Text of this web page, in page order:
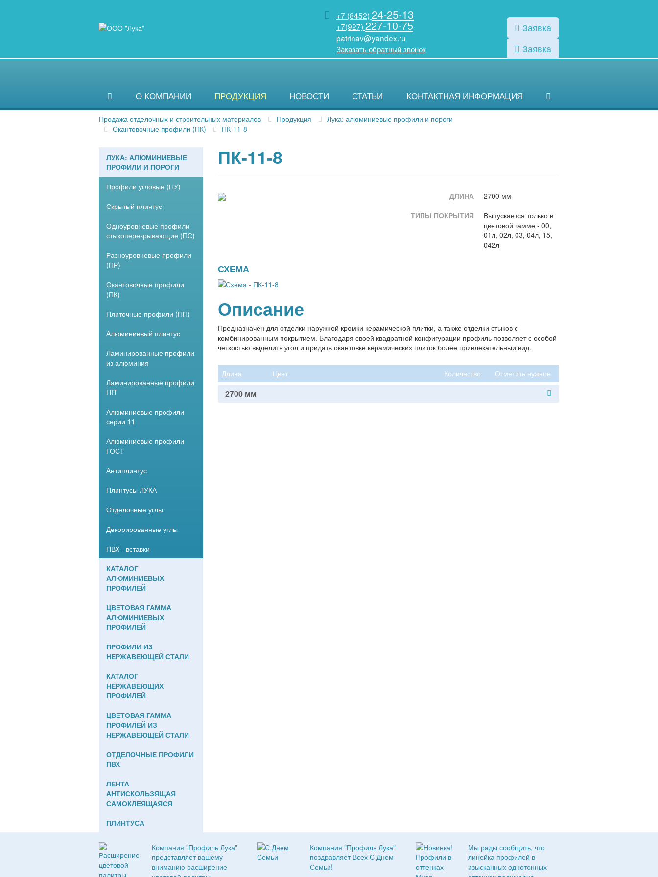
+7 (8452) 24-25-13
+7(927) 227-10-75
patrinav@yandex.ru
Заказать обратный звонок
Заявка
Заявка
О КОМПАНИИ ПРОДУКЦИЯ НОВОСТИ СТАТЬИ КОНТАКТНАЯ ИНФОРМАЦИЯ
Продажа отделочных и строительных материалов Продукция
Лука: алюминиевые профили и пороги
Окантовочные профили (ПК)
ПК-11-8
ЛУКА: АЛЮМИНИЕВЫЕ
ПРОФИЛИ И ПОРОГИ
Профили угловые (ПУ)
Скрытый плинтус
Одноуровневые профили
стыкоперекрывающие (ПС)
Разноуровневые профили
(ПР)
Окантовочные профили
(ПК)
Плиточные профили (ПП)
Алюминиевый плинтус
Ламинированные профили
из алюминия
Ламинированные профили
HIT
Алюминиевые профили
серии 11
Алюминиевые профили
ГОСТ
Антиплинтус
Плинтусы ЛУКА
Отделочные углы
Декорированные углы
ПВХ - вставки
КАТАЛОГ
АЛЮМИНИЕВЫХ
ПРОФИЛЕЙ
ЦВЕТОВАЯ ГАММА
АЛЮМИНИЕВЫХ
ПРОФИЛЕЙ
ПРОФИЛИ ИЗ
НЕРЖАВЕЮЩЕЙ СТАЛИ
КАТАЛОГ
НЕРЖАВЕЮЩИХ
ПРОФИЛЕЙ
ЦВЕТОВАЯ ГАММА
ПРОФИЛЕЙ ИЗ
НЕРЖАВЕЮЩЕЙ СТАЛИ
ОТДЕЛОЧНЫЕ ПРОФИЛИ
ПВХ
ЛЕНТА
АНТИСКОЛЬЗЯЩАЯ
САМОКЛЕЯЩАЯСЯ
ПЛИНТУСА
ПК-11-8
ДЛИНА
2700 мм
ТИПЫ ПОКРЫТИЯ
Выпускается только в
цветовой гамме - 00,
01л, 02л, 03, 04л, 15,
042л
СХЕМА
Описание
Предназначен для отделки наружной кромки керамической плитки, а также отделки стыков с
комбинированным покрытием. Благодаря своей квадратной конфигурации профиль позволяет с особой
четкостью выделить угол и придать окантовке керамических плиток более привлекательный вид.
Длина Цвет Количество Отметить нужное
2700 мм
Компания "Профиль Лука"
представляет вашему
вниманию расширение
Компания "Профиль Лука"
поздравляет Всех С Днем
Семьи!
Мы рады сообщить, что
линейка профилей в
изысканных однотонных